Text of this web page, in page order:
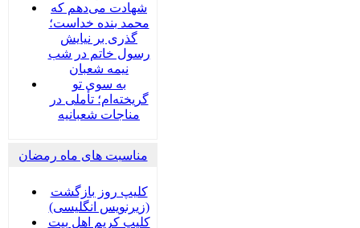
شهادت می‌دهم که
محمد بنده خداست؛
گذری بر نیایش
رسول خاتم در شب
نیمه شعبان
به سوی تو
گریخته‌ام؛ تأملی در
مناجات شعبانیه
مناسبت های ماه رمضان
کلیپ روز بازگشت
(زیرنویس انگلیسی)
کلیپ کریم اهل بیت